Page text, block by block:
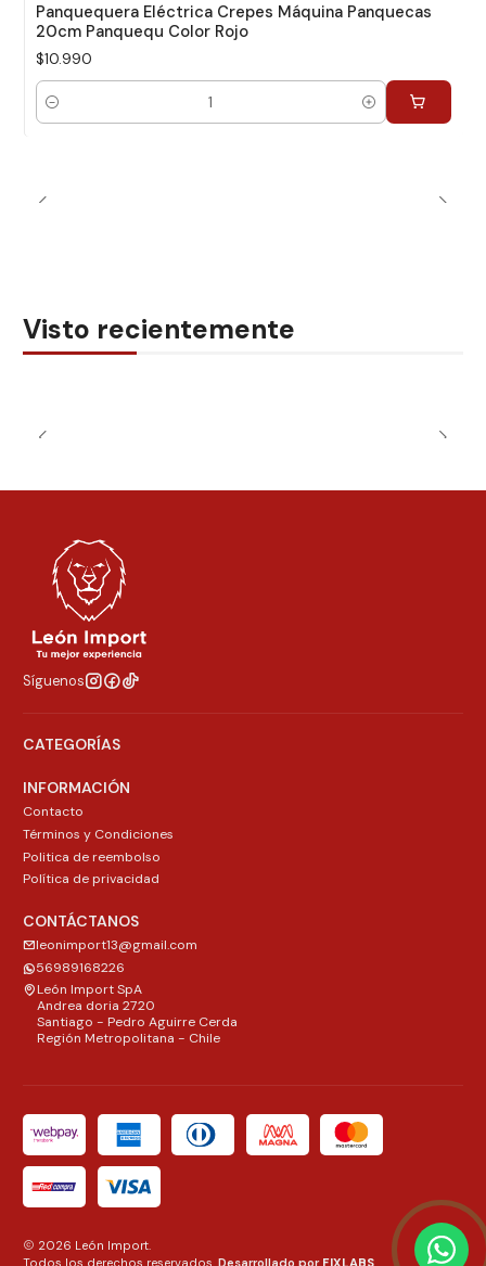
Panquequera Eléctrica Crepes Máquina Panquecas
20cm Panquequ Color Rojo
$10.990
Cantidad
Visto recientemente
Síguenos
CATEGORÍAS
INFORMACIÓN
Contacto
Términos y Condiciones
Politica de reembolso
Política de privacidad
CONTÁCTANOS
leonimport13@gmail.com
56989168226
León Import SpA
Andrea doria 2720
Santiago - Pedro Aguirre Cerda
Región Metropolitana - Chile
2026 León Import.
Todos los derechos reservados. Desarrollado por FIXLABS